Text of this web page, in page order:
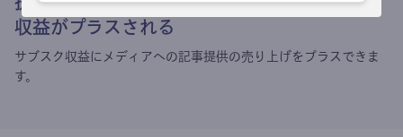
収益がプラスされる
サブスク収益にメディアへの記事提供の売り上げをプラスできま
す。